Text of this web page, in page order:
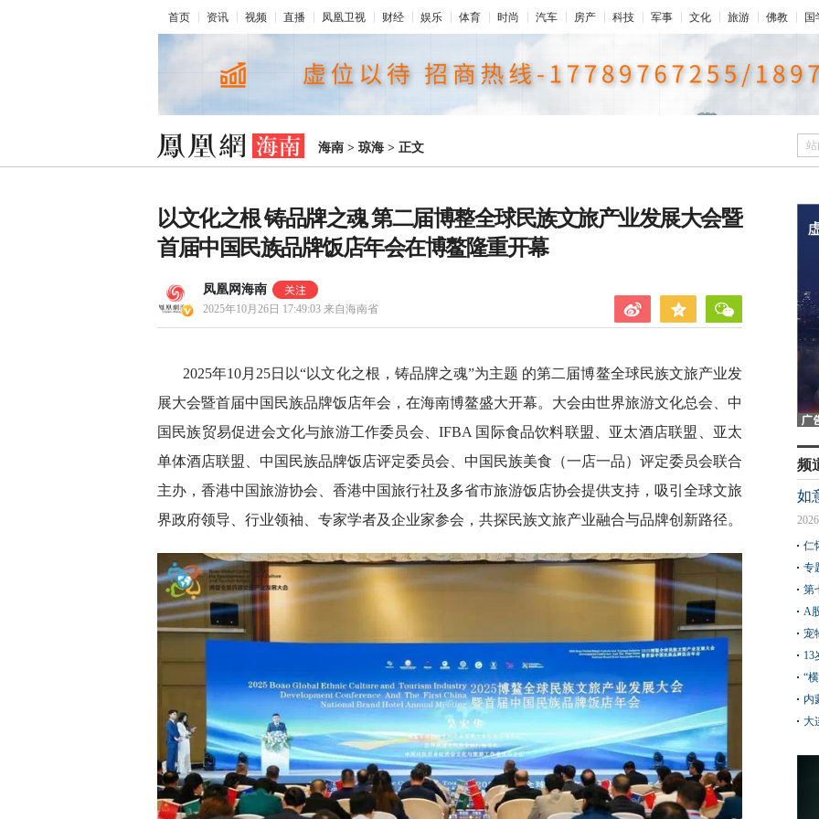
首页 资讯 视频 直播 凤凰卫视 财经 娱乐 体育 时尚 汽车 房产 科技 军事 文化 旅游 佛教 国
海南 > 琼海 > 正文
以文化之根 铸品牌之魂 第二届博整全球民族文旅产业发展大会暨
首届中国民族品牌饭店年会在博鳌隆重开幕
凤凰网海南
2025年10月26日 17:49:03 来自海南省
2025年10月25日以“以文化之根，铸品牌之魂”为主题 的第二届博鳌全球民族文旅产业发
展大会暨首届中国民族品牌饭店年会，在海南博鳌盛大开幕。大会由世界旅游文化总会、中
国民族贸易促进会文化与旅游工作委员会、IFBA 国际食品饮料联盟、亚太酒店联盟、亚太
单体酒店联盟、中国民族品牌饭店评定委员会、中国民族美食（一店一品）评定委员会联合
主办，香港中国旅游协会、香港中国旅行社及多省市旅游饭店协会提供支持，吸引全球文旅
界政府领导、行业领袖、专家学者及企业家参会，共探民族文旅产业融合与品牌创新路径。
频
如
仁
专
第
A
宠
13
“
内
大